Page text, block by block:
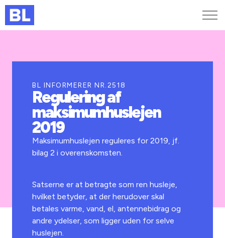
Kurser og arrangementer
Jobportalen
BL INFORMERER NR.2518
Regulering af
maksimumhuslejen
2019
Maksimumhuslejen reguleres for 2019, jf.
bilag 2 i overenskomsten.
Satserne er at betragte som ren husleje,
hvilket betyder, at der herudover skal
betales varme, vand, el, antennebidrag og
andre ydelser, som ligger uden for selve
huslejen.